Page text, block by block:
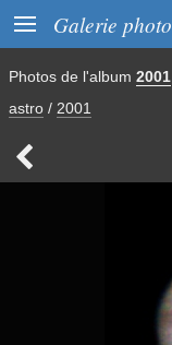
 Galerie photo
Photos de l'album 2001
astro / 2001
